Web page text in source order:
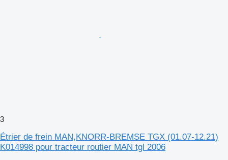
3
Étrier de frein MAN,KNORR-BREMSE TGX (01.07-12.21)
K014998 pour tracteur routier MAN tgl 2006